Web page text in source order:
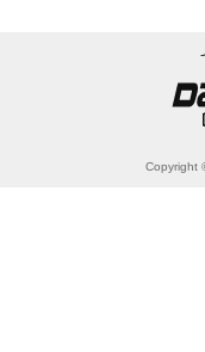
Copyright